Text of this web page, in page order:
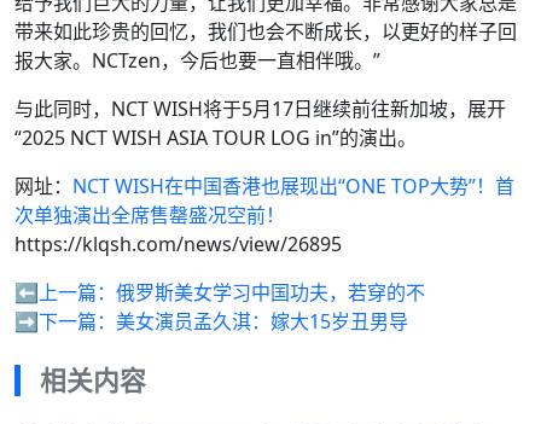
带来如此珍贵的回忆，我们也会不断成长，以更好的样子回
报大家。NCTzen，今后也要一直相伴哦。”
与此同时，NCT WISH将于5月17日继续前往新加坡，展开
“2025 NCT WISH ASIA TOUR LOG in”的演出。
网址： NCT WISH在中国香港也展现出“ONE TOP大势”！首
次单独演出全席售罄盛况空前！
https://klqsh.com/news/view/26895
⬅️上一篇： 俄罗斯美女学习中国功夫，若穿的不
➡️下一篇： 美女演员孟久淇：嫁大15岁丑男导
相关内容